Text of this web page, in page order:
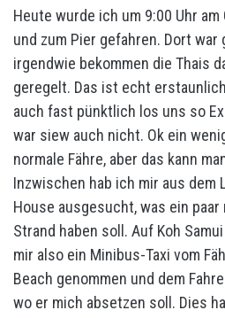
Heute wurde ich um 9:00 Uhr
und zum Pier gefahren. Dort war
irgendwie bekommen die Thais
geregelt. Das ist echt
auch fast pünktlich los uns so
war siew auch nicht. Ok ein
normale Fähre, aber das kann
Inzwischen hab ich mir aus dem
House ausgesucht, was ein
Strand haben soll. Auf Koh
mir also ein Minibus-Taxi vom
Beach genommen und dem
wo er mich absetzen soll. Dies